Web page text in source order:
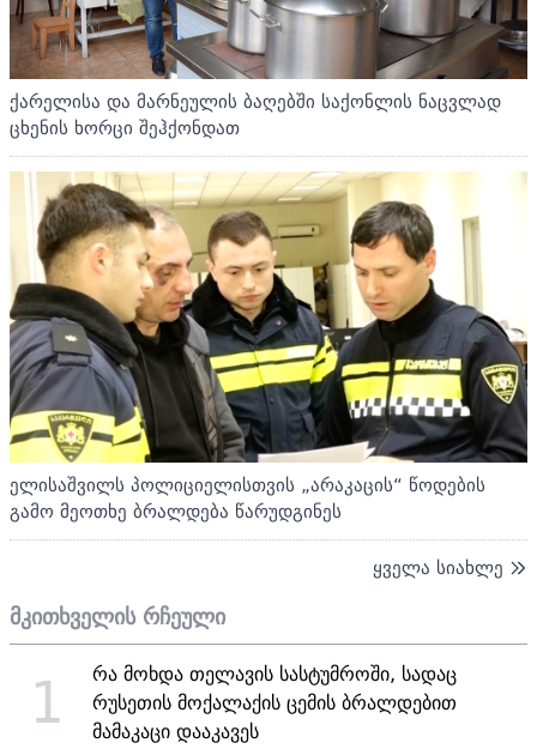
ქარელისა და მარნეულის ბაღებში საქონლის ნაცვლად
ცხენის ხორცი შეჰქონდათ
ელისაშვილს პოლიციელისთვის „არაკაცის“ წოდების
გამო მეოთხე ბრალდება წარუდგინეს
ყველა სიახლე
მკითხველის რჩეული
1
რა მოხდა თელავის სასტუმროში, სადაც
რუსეთის მოქალაქის ცემის ბრალდებით
მამაკაცი დააკავეს